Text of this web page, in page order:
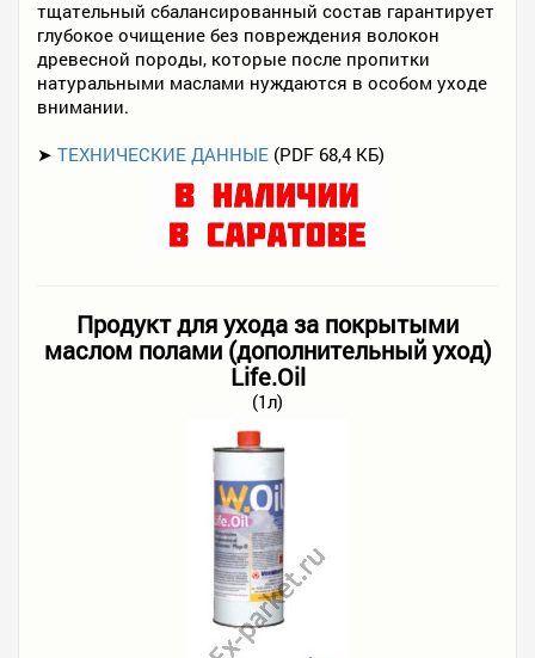
тщательный сбалансированный состав гарантирует
глубокое очищение без повреждения волокон
древесной породы, которые после пропитки
натуральными маслами нуждаются в особом уходе
внимании.
➤ ТЕХНИЧЕСКИЕ ДАННЫЕ (PDF 68,4 КБ)
Продукт для ухода за покрытыми
маслом полами (дополнительный уход)
Life.Oil
(1л)